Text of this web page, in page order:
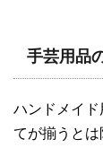
手芸用品
ハンドメイ
てが揃うとは